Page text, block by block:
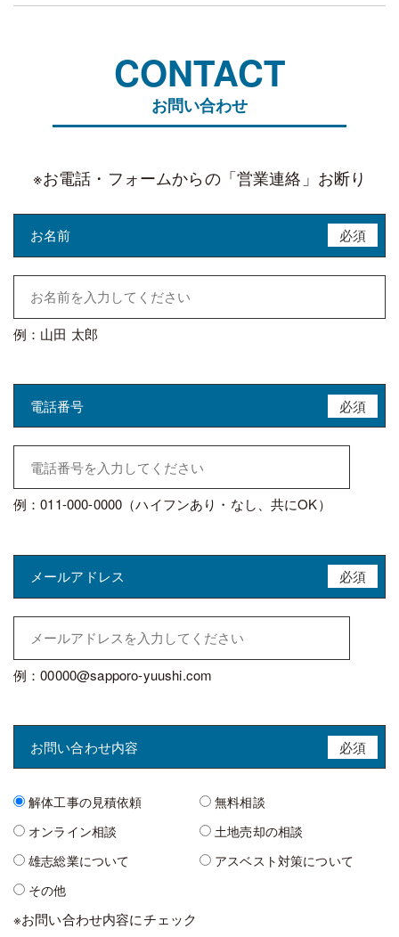
CONTACT
お問い合わせ
※お電話・フォームからの「営業連絡」お断り
お名前 必須
例：山田 太郎
電話番号 必須
例：011-000-0000（ハイフンあり・なし、共にOK）
メールアドレス 必須
例：00000@sapporo-yuushi.com
お問い合わせ内容 必須
解体工事の見積依頼
無料相談
オンライン相談
土地売却の相談
雄志総業について
アスベスト対策について
その他
※お問い合わせ内容にチェック